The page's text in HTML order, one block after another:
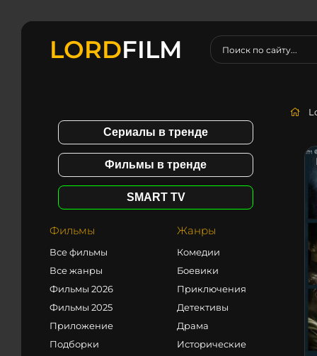
LORDFILM
Сериалы в тренде
Фильмы в тренде
SMART TV
Фильмы
Все фильмы
Все жанры
Фильмы 2026
Фильмы 2025
Приложение
Подборки
Жанры
Комедии
Боевики
Приключения
Детективы
Драма
Исторические